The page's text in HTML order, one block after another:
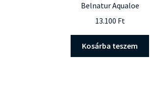
Belnatur Aqualoe
13.100 Ft
Kosárba teszem